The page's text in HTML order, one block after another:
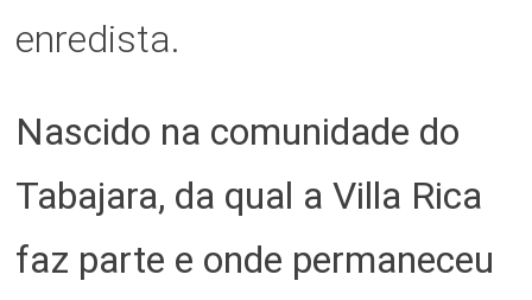
enredista.
Nascido na comunidade do
Tabajara, da qual a Villa Rica
faz parte e onde permaneceu